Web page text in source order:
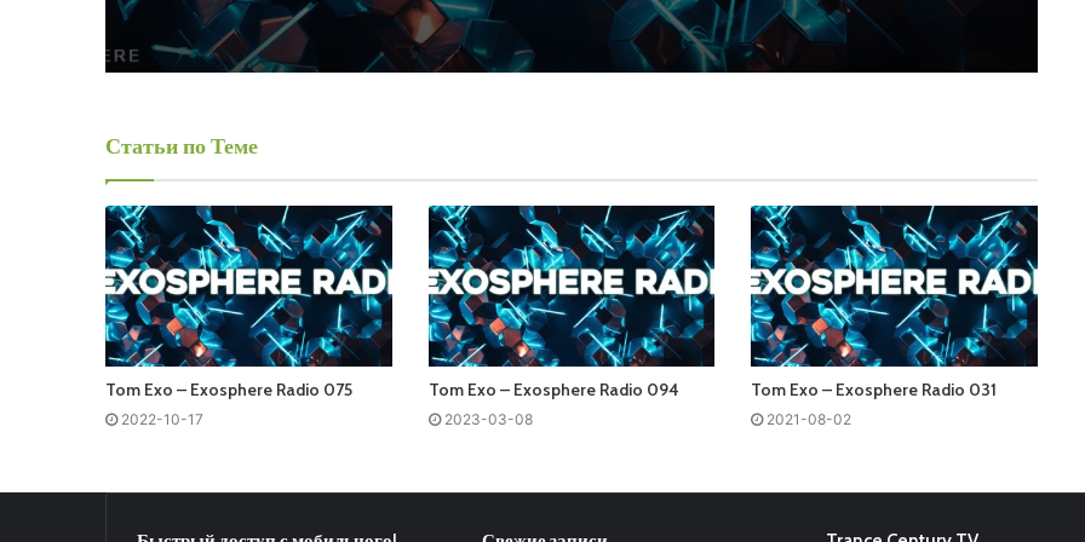
Статьи по Теме
Tom Exo – Exosphere Radio 075
2022-10-17
Tom Exo – Exosphere Radio 094
2023-03-08
Tom Exo – Exosphere Radio 031
2021-08-02